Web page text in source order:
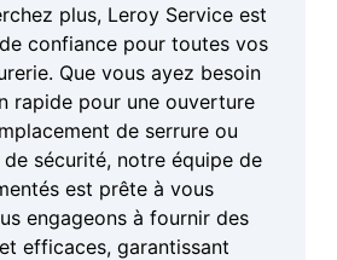
plus, Leroy Service est
confiance pour toutes vos
Que vous ayez besoin
rapide pour une ouverture
de serrure ou
sécurité, notre équipe de
est prête à vous
engageons à fournir des
efficaces, garantissant